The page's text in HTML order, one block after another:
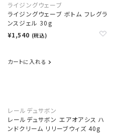
ライジングウェーブ
ライジングウェーブ ボトム フレグラ
ンスジェル 30g
¥1,540 (税込)
カートに入れる
レールデュサボン
レールデュサボン エアオアシス ハ
ンドクリーム リリーブウィズ 40g